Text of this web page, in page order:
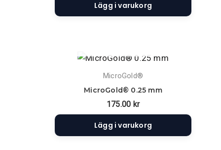
Lägg i varukorg
MicroGold®
MicroGold® 0.25 mm
175.00 kr
Lägg i varukorg